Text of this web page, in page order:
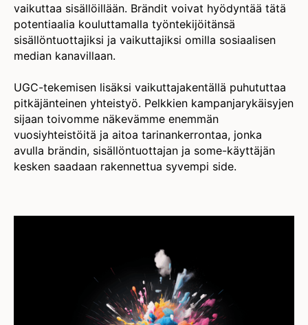
vaikuttaa sisällöillään. Brändit voivat hyödyntää tätä
potentiaalia kouluttamalla työntekijöitänsä
sisällöntuottajiksi ja vaikuttajiksi omilla sosiaalisen
median kanavillaan.
UGC-tekemisen lisäksi vaikuttajakentällä puhututtaa
pitkäjänteinen yhteistyö. Pelkkien kampanjarykäisyjen
sijaan toivomme näkevämme enemmän
vuosiyhteistöitä ja aitoa tarinankerrontaa, jonka
avulla brändin, sisällöntuottajan ja some-käyttäjän
kesken saadaan rakennettua syvempi side.